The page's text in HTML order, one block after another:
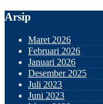
Arsip
Maret 2026
Februari 2026
Januari 2026
Desember 2025
Juli 2023
Juni 2023